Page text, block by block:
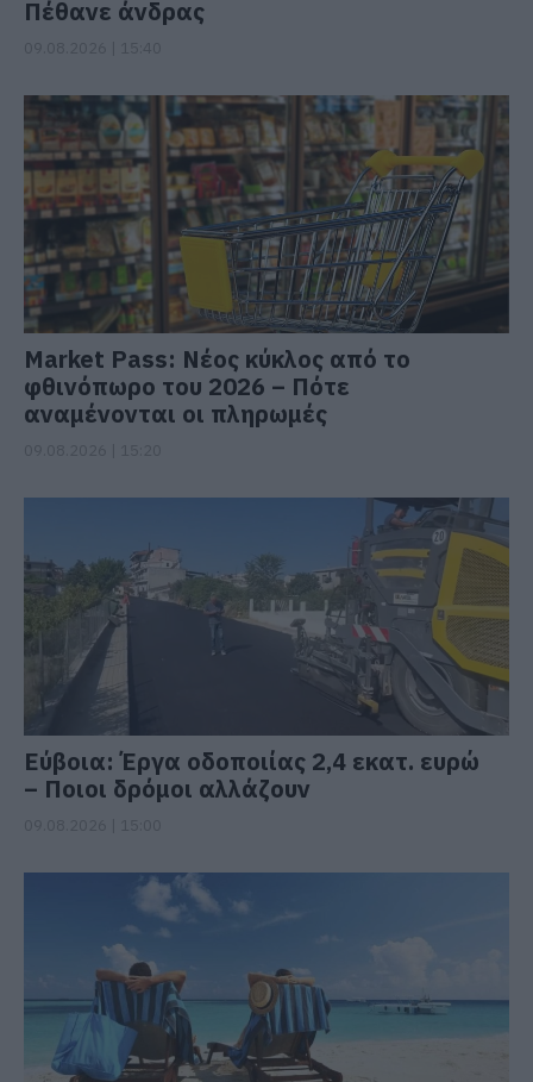
Πέθανε άνδρας
Market Pass: Νέος κύκλος από το
φθινόπωρο του 2026 – Πότε
αναμένονται οι πληρωμές
Εύβοια: Έργα οδοποιίας 2,4 εκατ. ευρώ
– Ποιοι δρόμοι αλλάζουν